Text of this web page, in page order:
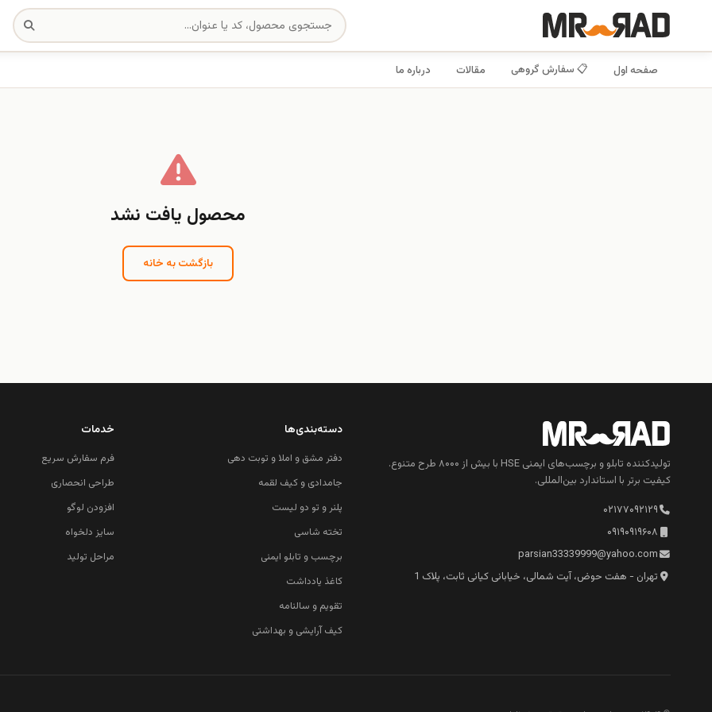
صفحه اول 📋 سفارش گروهی مقالات درباره ما
محصول یافت نشد
بازگشت به خانه
تولیدکننده تابلو و برچسب‌های ایمنی HSE با بیش از ۸۰۰۰ طرح متنوع.
کیفیت برتر با استاندارد بین‌المللی.
۰۲۱۷۷۰۹۲۱۲۹
۰۹۱۹۰۹۱۹۶۰۸
parsian33339999@yahoo.com
تهران - هفت حوض، آیت شمالی، خیابانی کیانی ثابت، پلاک 1
دسته‌بندی‌ها
دفتر مشق و املا و توبت دهی
جامدادی و کیف لقمه
پلنر و تو دو لیست
تخته شاسی
برچسب و تابلو ایمنی
کاغذ یادداشت
تقویم و سالنامه
کیف آرایشی و بهداشتی
خدمات
فرم سفارش سریع
طراحی انحصاری
افزودن لوگو
سایز دلخواه
مراحل تولید